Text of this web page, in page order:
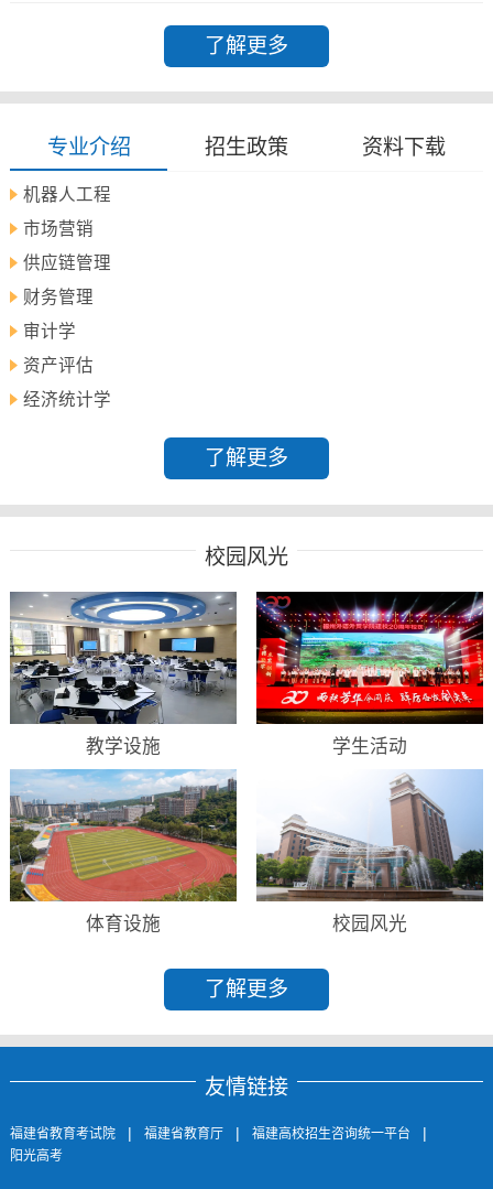
了解更多
专业介绍 招生政策 资料下载
机器人工程
市场营销
供应链管理
财务管理
审计学
资产评估
经济统计学
了解更多
校园风光
教学设施 学生活动
体育设施 校园风光
了解更多
友情链接
福建省教育考试院 | 福建省教育厅 | 福建高校招生咨询统一平台 |
阳光高考